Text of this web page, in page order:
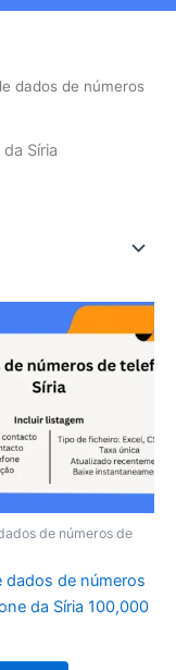
dados de números
Síria
de números de
dados de números
da Síria 100,000